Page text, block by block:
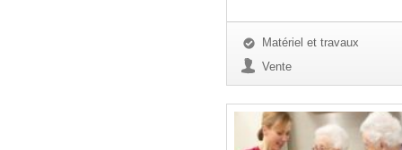
Matériel et travaux
Vente